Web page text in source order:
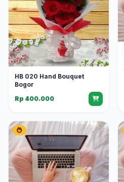
HB 020 Hand Bouquet
Bogor
Rp 400.000